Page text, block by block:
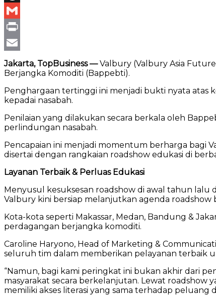
Threads
Gmail
Print
Email
Jakarta, TopBusiness —Valbury (Valbury Asia
Berjangka Komoditi (Bappebti).
Penghargaan tertinggi ini menjadi bukti nyata atas
kepadai nasabah.
Penilaian yang dilakukan secara berkala oleh
perlindungan nasabah.
Pencapaian ini menjadi momentum berharga bagi
disertai dengan rangkaian roadshow edukasi di
Layanan Terbaik & Perluas Edukasi
Menyusul kesuksesan roadshow di awal tahun lalu
Valbury kini bersiap melanjutkan agenda
Kota-kota seperti Makassar, Medan, Bandung &
perdagangan berjangka komoditi.
Caroline Haryono, Head of Marketing &
seluruh tim dalam memberikan pelayanan terbaik
“Namun, bagi kami peringkat ini bukan akhir dari
masyarakat secara berkelanjutan. Lewat roadshow
memiliki akses literasi yang sama terhadap peluang